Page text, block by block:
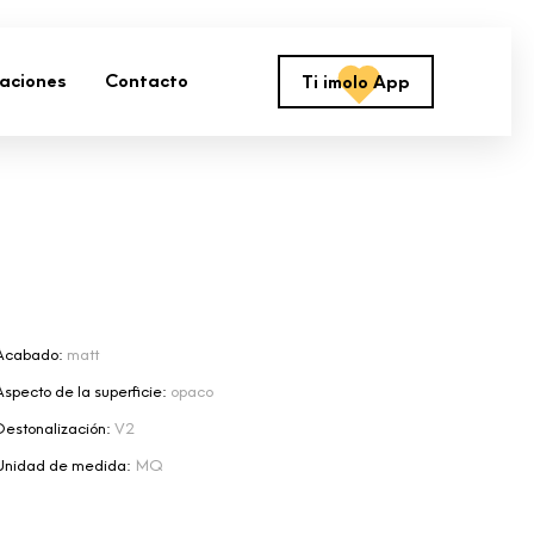
Contacto Ti imolo App
matt
de la superficie: opaco
V2
de medida: MQ